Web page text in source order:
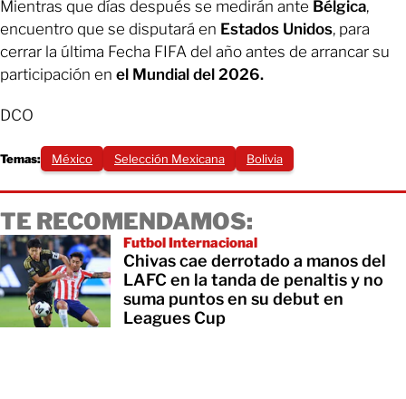
Mientras que días después se medirán ante Bélgica,
encuentro que se disputará en Estados Unidos, para
cerrar la última Fecha FIFA del año antes de arrancar su
participación en el Mundial del 2026.
DCO
Temas: México Selección Mexicana Bolivia
TE RECOMENDAMOS:
Futbol Internacional
Chivas cae derrotado a manos del
LAFC en la tanda de penaltis y no
suma puntos en su debut en
Leagues Cup